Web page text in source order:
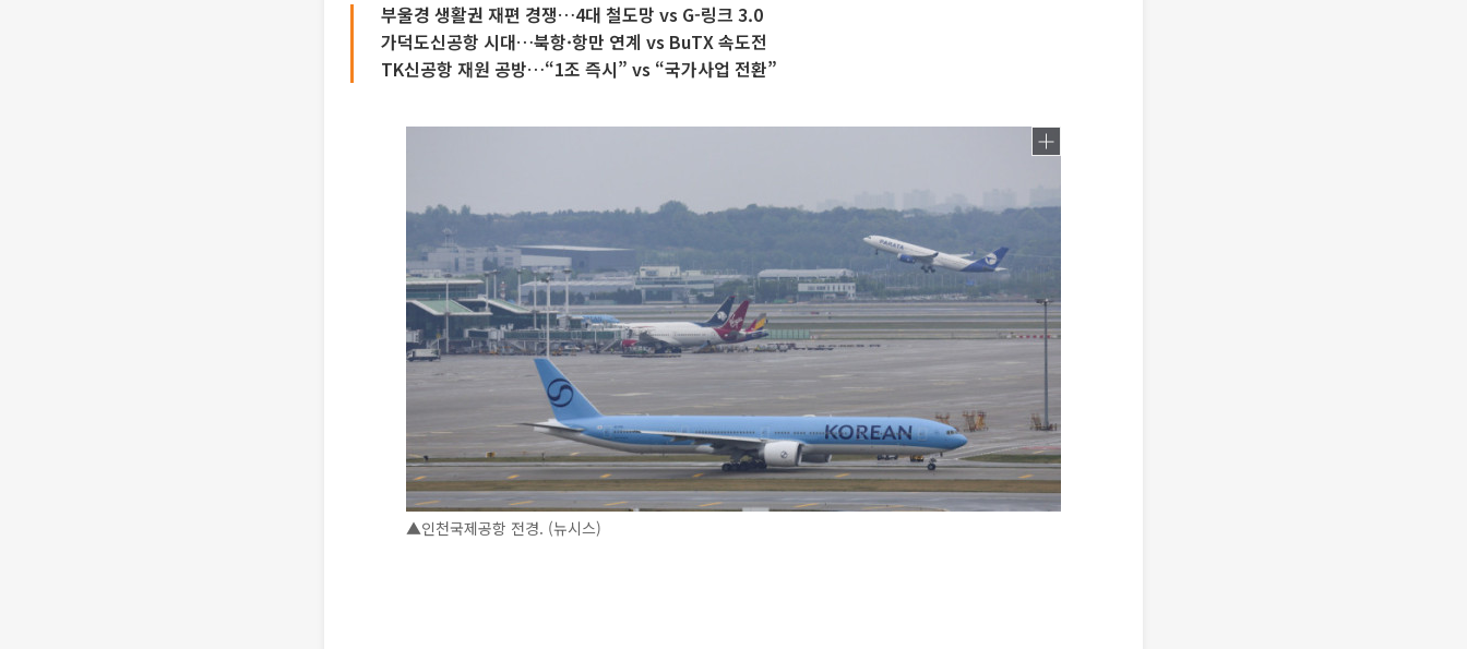
부울경 생활권 재편 경쟁…4대 철도망 vs G-링크 3.0
가덕도신공항 시대…북항·항만 연계 vs BuTX 속도전
TK신공항 재원 공방…“1조 즉시” vs “국가사업 전환”
▲인천국제공항 전경. (뉴시스)